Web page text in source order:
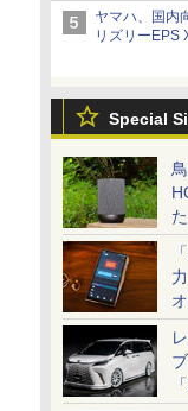
ヤマハ、国内
リズリーEPS
Special
た